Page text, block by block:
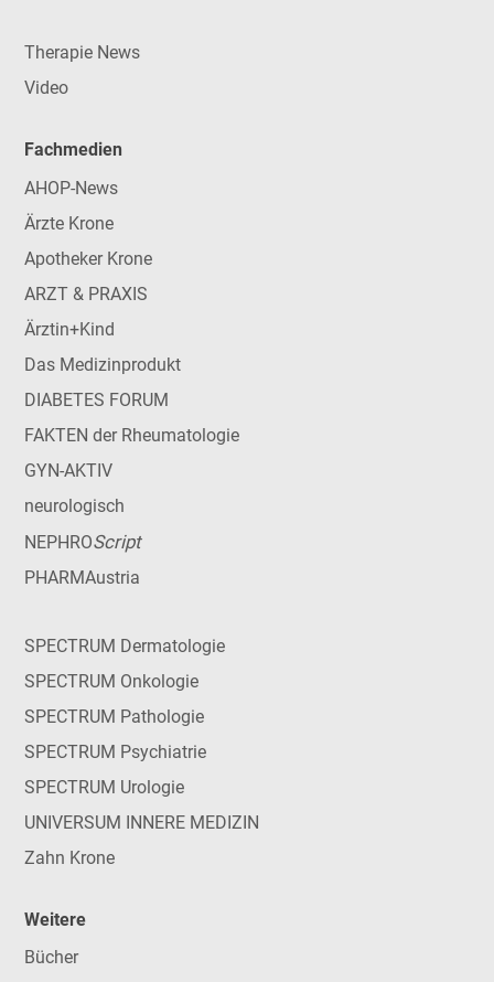
Therapie News
Video
Fachmedien
AHOP-News
Ärzte Krone
Apotheker Krone
ARZT & PRAXIS
Ärztin+Kind
Das Medizinprodukt
DIABETES FORUM
FAKTEN der Rheumatologie
GYN-AKTIV
neurologisch
NEPHROScript
PHARMAustria
SPECTRUM Dermatologie
SPECTRUM Onkologie
SPECTRUM Pathologie
SPECTRUM Psychiatrie
SPECTRUM Urologie
UNIVERSUM INNERE MEDIZIN
Zahn Krone
Weitere
Bücher